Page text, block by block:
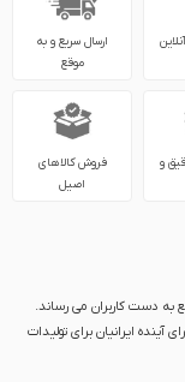
ارسال سریع و به
موقع
و
فروش کالاهای
اصیل
به دست کاربران می رساند.
آینده ایرانیان برای تولیدات